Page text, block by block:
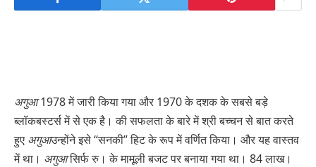
अगुआ1978 में जारी किया गया और 1970 के दशक के सबसे बड़े
ब्लॉकबस्टर्स में से एक है। की सफलता के बारे में श्री बच्चन से बात करते
हुए अगुआउन्होंने इसे “सनकी” हिट के रूप में वर्णित किया। और यह वास्तव
में था। अगुआसिर्फ रु। के मामूली बजट पर बनाया गया था। 84 लाख।